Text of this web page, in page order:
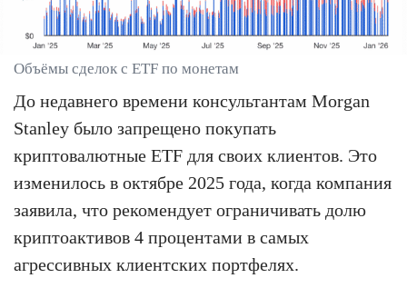
Объёмы сделок с ETF по монетам
До недавнего времени консультантам Morgan
Stanley было запрещено покупать
криптовалютные ETF для своих клиентов. Это
изменилось в октябре 2025 года, когда компания
заявила, что рекомендует ограничивать долю
криптоактивов 4 процентами в самых
агрессивных клиентских портфелях.